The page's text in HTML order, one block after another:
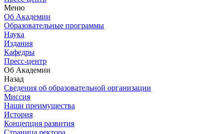
Меню
Об Академии
Образовательные программы
Наука
Издания
Кафедры
Пресс-центр
Об Академии
Назад
Сведения об образовательной организации
Миссия
Наши преимущества
История
Концепция развития